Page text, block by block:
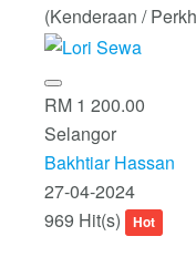
(Kenderaan /
RM 1 200.00
Selangor
Bakhtiar Hassan
27-04-2024
969 Hit(s)
Hot